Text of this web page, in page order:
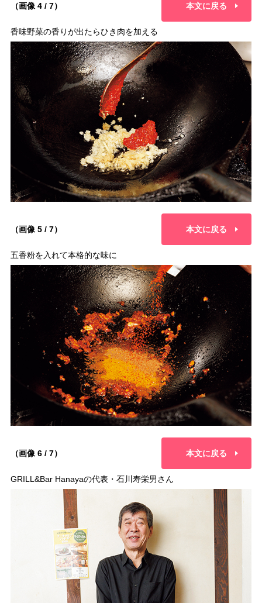
（画像 4 / 7） 本文に戻る
香味野菜の香りが出たらひき肉を加える
（画像 5 / 7） 本文に戻る
五香粉を入れて本格的な味に
（画像 6 / 7） 本文に戻る
GRILL&Bar Hanayaの代表・石川寿栄男さん